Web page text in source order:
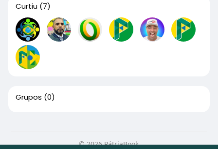
Curtiu (7)
Grupos (0)
© 2026 PátriaBook